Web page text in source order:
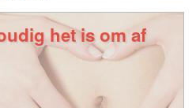
het is om af